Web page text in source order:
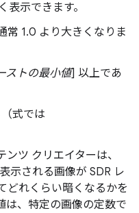
表示できます。
常 1.0 より大きくなりま
ストの最小値] 以上であ
式では
ツ クリエイターは、
示される画像が SDR レ
どれくらい暗くなるかを
は、特定の画像の定数で